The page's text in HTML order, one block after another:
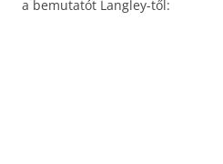
a bemutatót Langley-től: